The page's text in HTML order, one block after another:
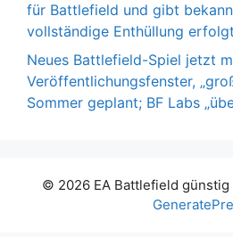
für Battlefield und gibt
vollständige Enthüllung erfolgt
Neues Battlefield-Spiel jetzt
Veröffentlichungsfenster,
Sommer geplant; BF Labs
© 2026 EA Battlefield günstig